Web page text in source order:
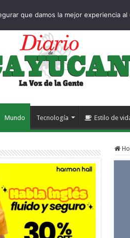
Mundo Tecnología Estilo de
que damos la mejor experiencia